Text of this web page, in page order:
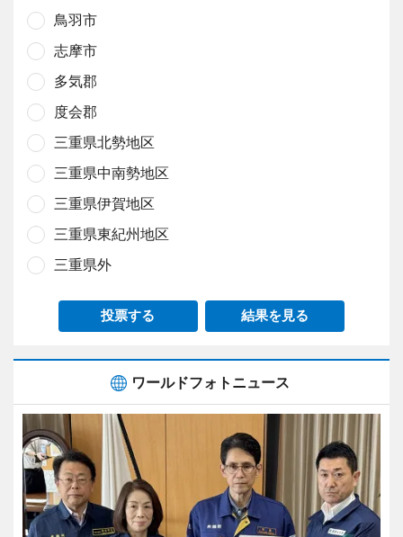
鳥羽市
志摩市
多気郡
度会郡
三重県北勢地区
三重県中南勢地区
三重県伊賀地区
三重県東紀州地区
三重県外
投票する 結果を見る
ワールドフォトニュース